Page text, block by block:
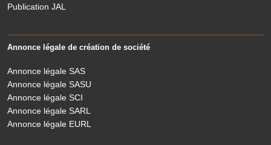
Publication JAL
Annonce légale de création de société
Annonce légale SAS
Annonce légale SASU
Annonce légale SCI
Annonce légale SARL
Annonce légale EURL